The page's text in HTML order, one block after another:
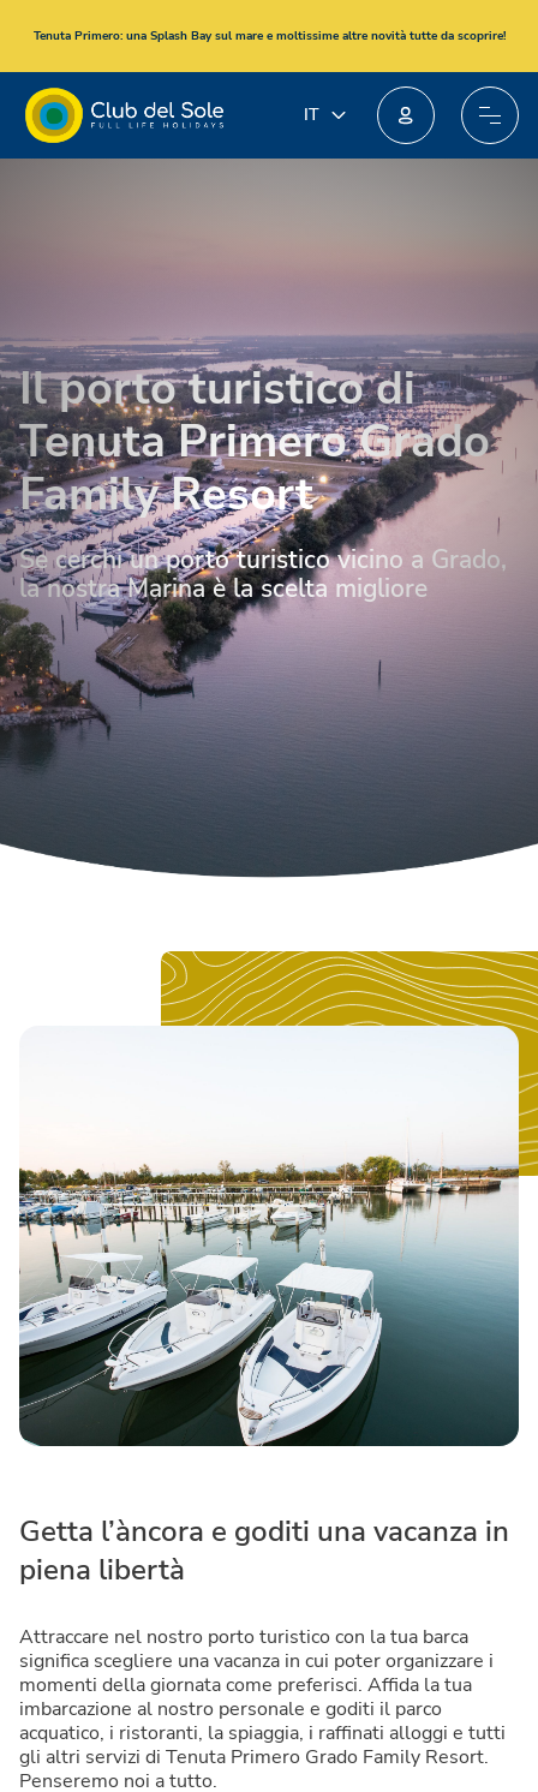
Tenuta Primero: una Splash Bay sul mare e moltissime altre novità tutte da scoprire!
IT
Il porto turistico di
Tenuta Primero Grado
Family Resort
Se cerchi un porto turistico vicino a Grado,
la nostra Marina è la scelta migliore
Getta l’àncora e goditi una vacanza in
piena libertà
Attraccare nel nostro porto turistico con la tua barca
significa scegliere una vacanza in cui poter organizzare i
momenti della giornata come preferisci. Affida la tua
imbarcazione al nostro personale e goditi il parco
acquatico, i ristoranti, la spiaggia, i raffinati alloggi e tutti
gli altri servizi di Tenuta Primero Grado Family Resort.
Penseremo noi a tutto.